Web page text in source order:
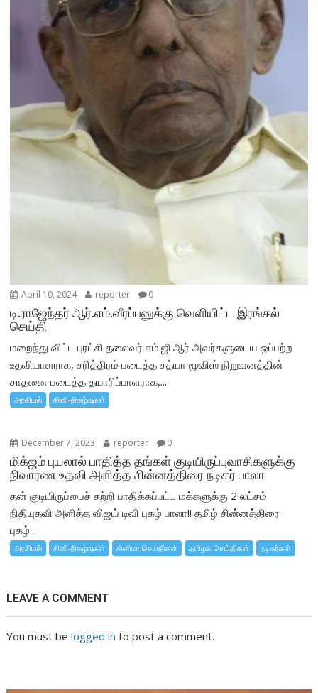
April 10, 2024 reporter 0
டி.ராஜேந்தர் ஆர்.எம்.வீரப்பனுக்கு வெளியிட்ட இரங்கல்
செய்தி
மறைந்து விட்ட புரட்சி தலைவர் எம்.ஜி.ஆர் அவர்களுடைய ஒப்பற்ற
உதவியாளராக, சரித்திரம் படைத்த சத்யா மூவிஸ் நிறுவனத்தின்
சாதனை படைத்த தயாரிப்பாளராக,...
அரசியல் சினி-நிகழ்வுகள்
December 7, 2023 reporter 0
மிக்ஜம் புயலால் பாதித்த தங்கள் குடியிருப்புவாசிகளுக்கு
நிவாரண உதவி அளித்த சின்னத்திரை நடிகர் பாலா
தன் குடியிருப்பைச் சுற்றி பாதிக்கப்பட்ட மக்களுக்கு 2 லட்சம்
நிதியுதவி அளித்த விஜய் டிவி புகழ் பாலா!! தமிழ் சின்னத்திரை
புகழ்...
அரசியல் சினி-நிகழ்வுகள் சினிமா செய்திகள் தமிழக செய்திகள் நடிகர்கள்
LEAVE A COMMENT
You must belogged in to post a comment.